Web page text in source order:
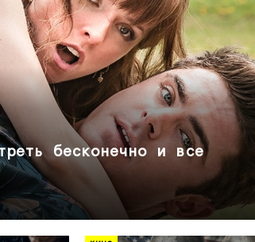
бесконечно и все